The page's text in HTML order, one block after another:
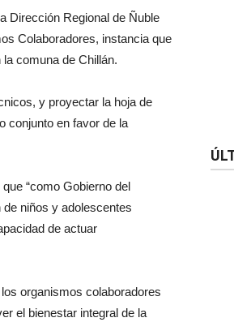
Dirección Regional de Ñuble
Colaboradores, instancia que
comuna de Chillán.
y proyectar la hoja de
conjunto en favor de la
“como Gobierno del
niños y adolescentes
de actuar
organismos colaboradores
el bienestar integral de la